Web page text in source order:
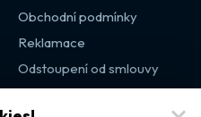
Obchodní podmínky
Reklamace
Odstoupení od smlouvy
Výprodej